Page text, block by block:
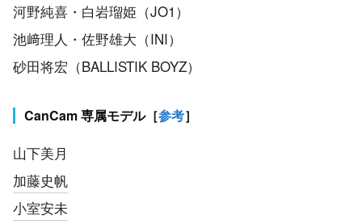
河野純喜・白岩瑠姫（JO1）
池﨑理人・佐野雄大（INI）
砂田将宏（BALLISTIK BOYZ）
CanCam 専属モデル［参考］
山下美月
加藤史帆
小室安未